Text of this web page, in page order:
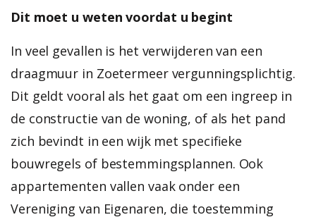
Dit moet u wetenvoordat u begint
In veel gevallen is het verwijderen van een
draagmuur in Zoetermeer vergunningsplichtig.
Dit geldt vooral als het gaat om een ingreep in
de constructie van de woning, of als het pand
zich bevindt in een wijk met specifieke
bouwregels of bestemmingsplannen. Ook
appartementen vallen vaak onder een
Vereniging van Eigenaren, die toestemming